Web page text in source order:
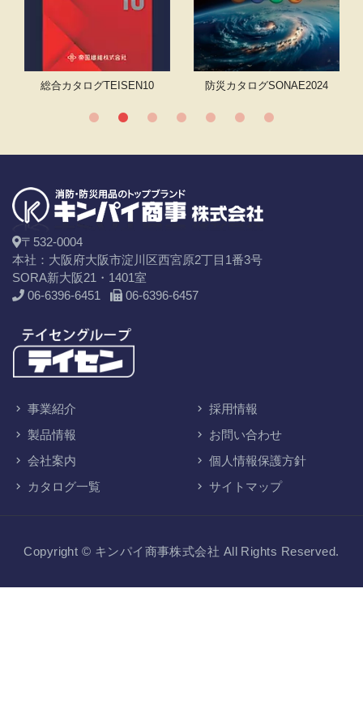
総合カタログTEISEN10 防災カタログSONAE2024
〒532-0004
本社：大阪府大阪市淀川区西宮原2丁目1番3号
SORA新大阪21・1401室
06-6396-6451
06-6396-6457
事業紹介
製品情報
会社案内
カタログ一覧
採用情報
お問い合わせ
個人情報保護方針
サイトマップ
Copyright © キンパイ商事株式会社 All Rights Reserved.